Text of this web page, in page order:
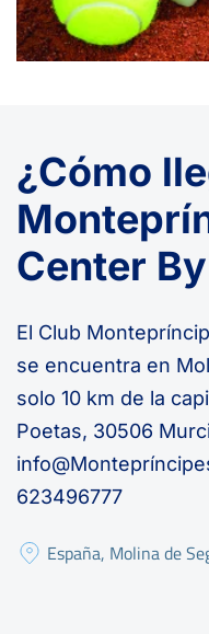
¿Cómo
Center
El Club
se encuentra en
solo 10 km de la
Poetas, 30506
623496777
España, Molina de